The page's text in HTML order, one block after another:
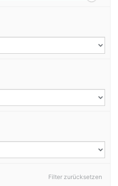
Filter zurücksetzen